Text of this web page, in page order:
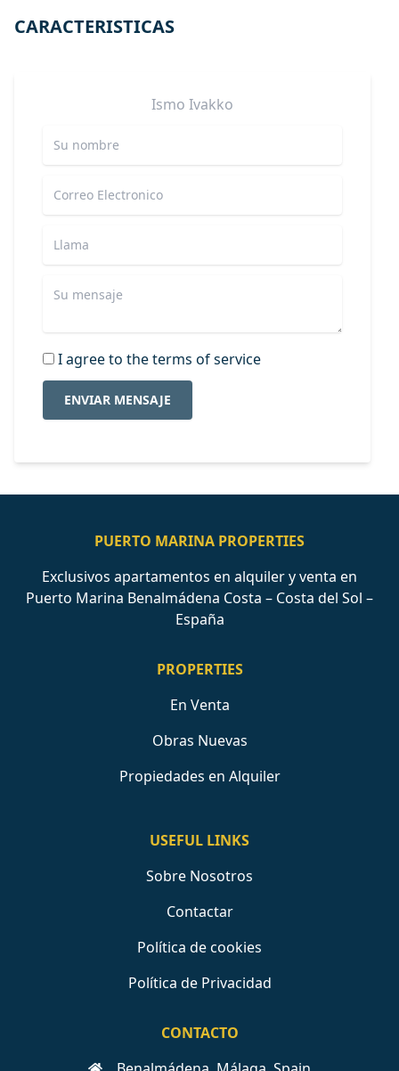
CARACTERISTICAS
Ismo Ivakko
I agree to the terms of service
ENVIAR MENSAJE
PUERTO MARINA PROPERTIES
Exclusivos apartamentos en alquiler y venta en
Puerto Marina Benalmádena Costa – Costa del Sol –
España
PROPERTIES
En Venta
Obras Nuevas
Propiedades en Alquiler
USEFUL LINKS
Sobre Nosotros
Contactar
Política de cookies
Política de Privacidad
CONTACTO